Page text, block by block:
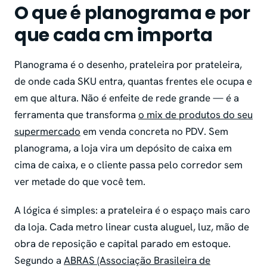
O que é planograma e por
que cada cm importa
Planograma é o desenho, prateleira por prateleira,
de onde cada SKU entra, quantas frentes ele ocupa e
em que altura. Não é enfeite de rede grande — é a
ferramenta que transforma o mix de produtos do seu
supermercado em venda concreta no PDV. Sem
planograma, a loja vira um depósito de caixa em
cima de caixa, e o cliente passa pelo corredor sem
ver metade do que você tem.
A lógica é simples: a prateleira é o espaço mais caro
da loja. Cada metro linear custa aluguel, luz, mão de
obra de reposição e capital parado em estoque.
Segundo a ABRAS (Associação Brasileira de